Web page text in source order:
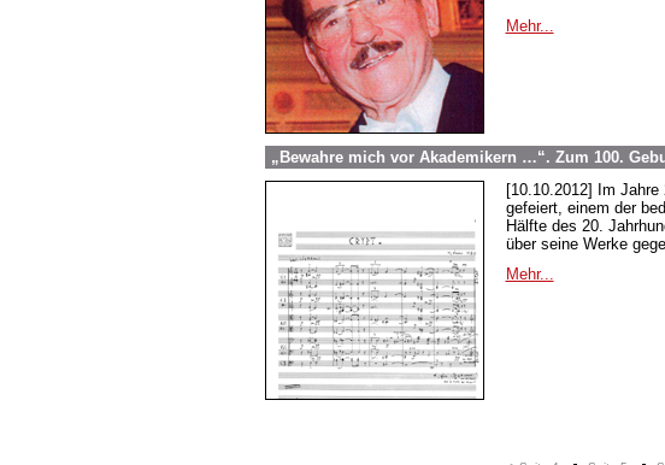
Mehr...
„Bewahre mich vor Akademikern …“. Zum 100.
[10.10.2012] Im
gefeiert, einem der
Hälfte des 20.
über seine Werke
Mehr...